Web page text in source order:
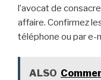
l’avocat de
affaire. Confirmez
téléphone ou par e-
ALSO